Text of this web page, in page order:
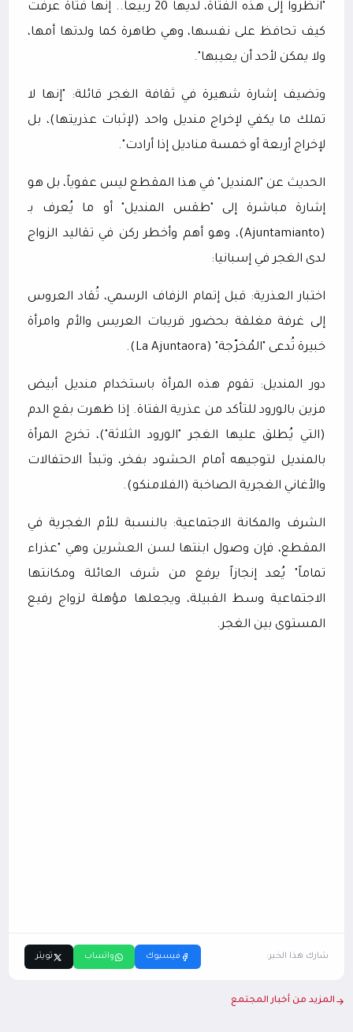
"انظروا إلى هذه الفتاة، لديها 20 ربيعاً.. إنها فتاة عرفت
كيف تحافظ على نفسها، وهي طاهرة كما ولدتها أمها،
ولا يمكن لأحد أن يعيبها".
وتضيف إشارة شهيرة في ثقافة الغجر قائلة: "إنها لا
تملك ما يكفي لإخراج منديل واحد (لإثبات عذريتها)، بل
لإخراج أربعة أو خمسة مناديل إذا أرادت".
الحديث عن "المنديل" في هذا المقطع ليس عفوياً، بل هو
إشارة مباشرة إلى "طقس المنديل" أو ما يُعرف بـ
(
Ajuntamianto)، وهو أهم وأخطر ركن في تقاليد الزواج
لدى الغجر في إسبانيا:
اختبار العذرية: قبل إتمام الزفاف الرسمي، تُقاد العروس
إلى غرفة مغلقة بحضور قريبات العريس والأم وامرأة
خبيرة تُدعى "المُخرّجة" (La Ajuntaora
).
دور المنديل: تقوم هذه المرأة باستخدام منديل أبيض
مزين بالورود للتأكد من عذرية الفتاة. إذا ظهرت بقع الدم
(التي يُطلق عليها الغجر "الورود الثلاثة")، تخرج المرأة
بالمنديل لتوجيهه أمام الحشود بفخر، وتبدأ الاحتفالات
والأغاني الغجرية الصاخبة (الفلامنكو).
الشرف والمكانة الاجتماعية: بالنسبة للأم الغجرية في
المقطع، فإن وصول ابنتها لسن العشرين وهي "عذراء
تماماً" يُعد إنجازاً يرفع من شرف العائلة ومكانتها
الاجتماعية وسط القبيلة، ويجعلها مؤهلة لزواج رفيع
المستوى بين الغجر.
شارك هذا الخبر: فيسبوك واتساب تويتر
المزيد من أخبار المجتمع